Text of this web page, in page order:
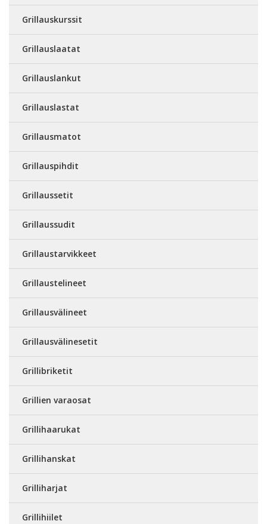
Grillauskurssit
Grillauslaatat
Grillauslankut
Grillauslastat
Grillausmatot
Grillauspihdit
Grillaussetit
Grillaussudit
Grillaustarvikkeet
Grillaustelineet
Grillausvälineet
Grillausvälinesetit
Grillibriketit
Grillien varaosat
Grillihaarukat
Grillihanskat
Grilliharjat
Grillihiilet